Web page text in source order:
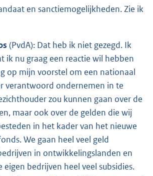
en sanctiemogelijkheden. Zie ik
(PvdA): Dat heb ik niet gezegd. Ik
ik nu graag een reactie wil hebben
op mijn voorstel om een nationaal
verantwoord ondernemen in te
zou kunnen gaan over de
maar ook over de gelden die wij
in het kader van het nieuwe
We gaan heel veel geld
in ontwikkelingslanden en
eigen bedrijven heel veel subsidies.